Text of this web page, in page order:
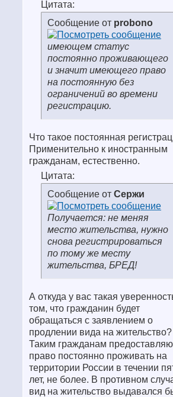
Цитата:
Сообщение от probono
имеющем статус
постоянно проживающего
и значит имеющего право
на постоянную без
ограничений во времени
регистрацию.
Что такое постоянная
Применительно к иностранным
гражданам, естественно.
Цитата:
Сообщение от Сержи
Получается: не меняя
место жительства, нужно
снова регистрироваться
по тому же месту
жительства, БРЕД!
А откуда у вас такая
том, что гражданин будет
обращаться с заявлением о
продлении вида на жительство?
Таким гражданам
право постоянно проживать на
территории России в течении
лет, не более. В противном
вид на жительство выдавался